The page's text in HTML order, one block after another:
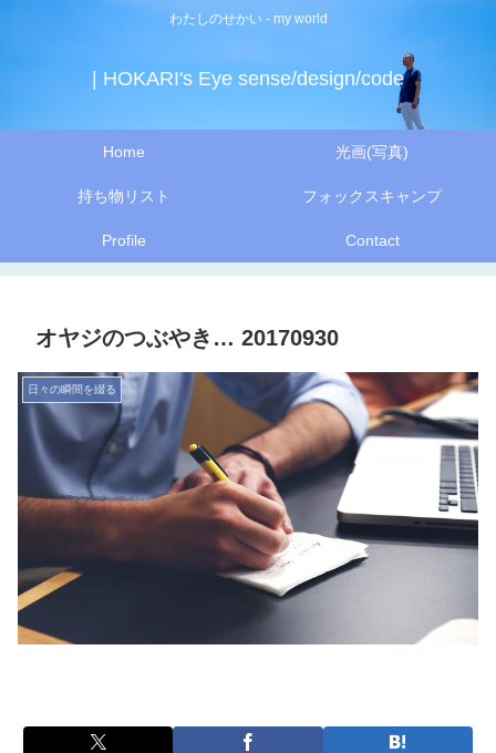
わたしのせかい - my world
| HOKARI's Eye sense/design/code
Home 光画(写真)
持ち物リスト フォックスキャンプ
Profile Contact
オヤジのつぶやき… 20170930
日々の瞬間を綴る